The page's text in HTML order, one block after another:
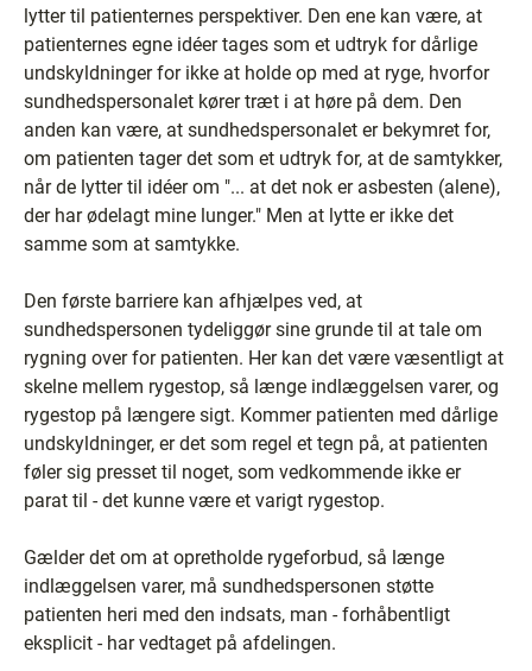
lytter til patienternes perspektiver. Den ene kan være, at
patienternes egne idéer tages som et udtryk for dårlige
undskyldninger for ikke at holde op med at ryge, hvorfor
sundhedspersonalet kører træt i at høre på dem. Den
anden kan være, at sundhedspersonalet er bekymret for,
om patienten tager det som et udtryk for, at de samtykker,
når de lytter til idéer om "... at det nok er asbesten (alene),
der har ødelagt mine lunger." Men at lytte er ikke det
samme som at samtykke.
Den første barriere kan afhjælpes ved, at
sundhedspersonen tydeliggør sine grunde til at tale om
rygning over for patienten. Her kan det være væsentligt at
skelne mellem rygestop, så længe indlæggelsen varer, og
rygestop på længere sigt. Kommer patienten med dårlige
undskyldninger, er det som regel et tegn på, at patienten
føler sig presset til noget, som vedkommende ikke er
parat til - det kunne være et varigt rygestop.
Gælder det om at opretholde rygeforbud, så længe
indlæggelsen varer, må sundhedspersonen støtte
patienten heri med den indsats, man - forhåbentligt
eksplicit - har vedtaget på afdelingen.